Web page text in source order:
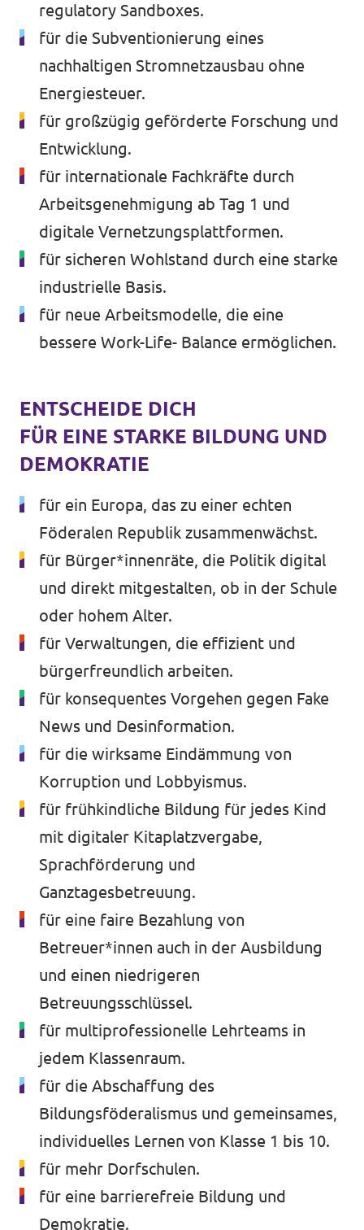
regulatory Sandboxes.
für die Subventionierung eines
nachhaltigen Stromnetzausbau ohne
Energiesteuer.
für großzügig geförderte Forschung und
Entwicklung.
für internationale Fachkräfte durch
Arbeitsgenehmigung ab Tag 1 und
digitale Vernetzungsplattformen.
für sicheren Wohlstand durch eine starke
industrielle Basis.
für neue Arbeitsmodelle, die eine
bessere Work-Life- Balance ermöglichen.
ENTSCHEIDE DICH
FÜR EINE STARKE BILDUNG UND
DEMOKRATIE
für ein Europa, das zu einer echten
Föderalen Republik zusammenwächst.
für Bürger*innenräte, die Politik digital
und direkt mitgestalten, ob in der Schule
oder hohem Alter.
für Verwaltungen, die effizient und
bürgerfreundlich arbeiten.
für konsequentes Vorgehen gegen Fake
News und Desinformation.
für die wirksame Eindämmung von
Korruption und Lobbyismus.
für frühkindliche Bildung für jedes Kind
mit digitaler Kitaplatzvergabe,
Sprachförderung und
Ganztagesbetreuung.
für eine faire Bezahlung von
Betreuer*innen auch in der Ausbildung
und einen niedrigeren
Betreuungsschlüssel.
für multiprofessionelle Lehrteams in
jedem Klassenraum.
für die Abschaffung des
Bildungsföderalismus und gemeinsames,
individuelles Lernen von Klasse 1 bis 10.
für mehr Dorfschulen.
für eine barrierefreie Bildung und
Demokratie.